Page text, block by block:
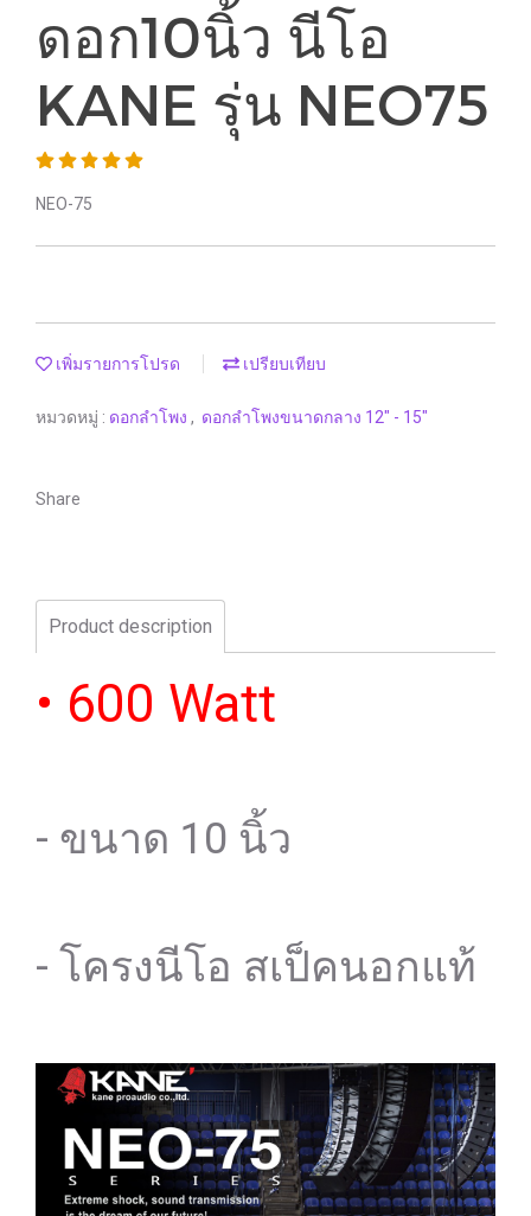
ดอก10นิ้ว นีโอ
KANE รุ่น NEO75
NEO-75
เพิ่มรายการโปรด เปรียบเทียบ
หมวดหมู่ : ดอกลำโพง , ดอกลำโพงขนาดกลาง 12" - 15"
Share
Product description
• 600 Watt
- ขนาด 10 นิ้ว
- โครงนีโอ สเป็คนอกแท้